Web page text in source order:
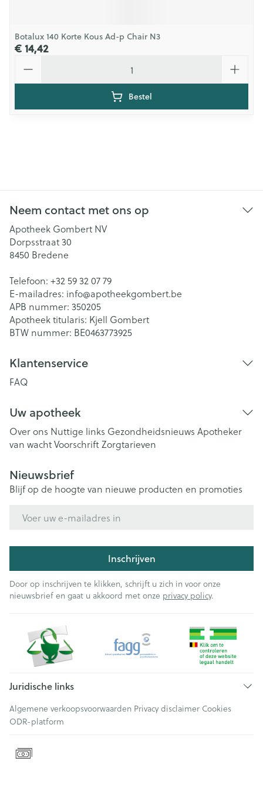
Botalux 140 Korte Kous Ad-p Chair N3
€ 14,42
Bestel
Neem contact met ons op
Apotheek Gombert NV
Dorpsstraat 30
8450 Bredene
Telefoon: +32 59 32 07 79
E-mailadres: info@apotheekgombert.be
APB nummer: 350205
Apotheek titularis: Kjell Gombert
BTW nummer: BE0463773925
Klantenservice
FAQ
Uw apotheek
Over ons Nuttige links Gezondheidsnieuws Apotheker
van wachtVoorschriftZorgtarieven
Nieuwsbrief
Blijf op de hoogte van nieuwe producten en promoties
Inschrijven
Door op inschrijven te klikken, schrijft u zich in voor onze
nieuwsbrief en gaat u akkoord met onze privacy policy.
Juridische links
Algemene verkoopsvoorwaarden Privacy disclaimer Cookies
ODR-platform